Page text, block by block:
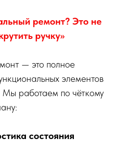
ремонт? Это не
ручку»
— это полное
элементов
работаем по чёткому
состояния